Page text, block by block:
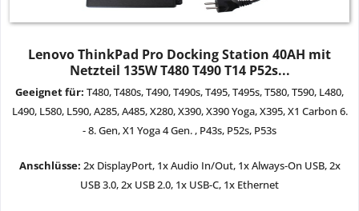
Lenovo ThinkPad Pro Docking Station 40AH mit
Netzteil 135W T480 T490 T14 P52s...
Geeignet für:T480, T480s, T490, T490s, T495, T495s, T580, T590, L480,
L490, L580, L590, A285, A485, X280, X390, X390 Yoga, X395, X1 Carbon 6.
- 8. Gen, X1 Yoga 4 Gen. , P43s, P52s, P53s
Anschlüsse: 2x DisplayPort, 1x Audio In/Out, 1x Always-On USB, 2x
USB 3.0, 2x USB 2.0, 1x USB-C, 1x Ethernet